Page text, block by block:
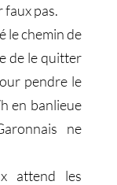
faux pas.
le chemin de
de le quitter
pendre le
en banlieue
ne
attend les